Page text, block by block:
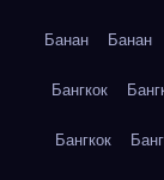
Банан Банан
Бангкок
Бангкок